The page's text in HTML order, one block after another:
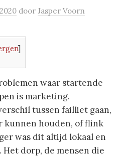
door Jasper Voorn
]
waar startende
is marketing.
tussen failliet gaan,
kunnen houden, of flink
was dit altijd lokaal en
dorp, de mensen die